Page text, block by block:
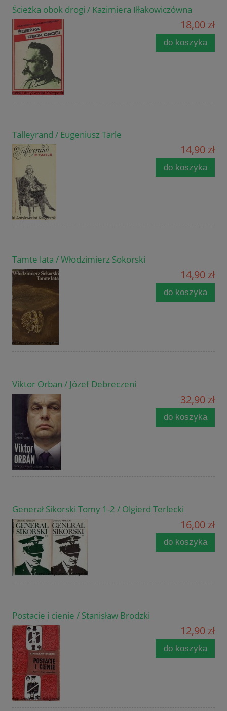
Ścieżka obok drogi / Kazimiera Iłłakowiczówna
18,00 zł
do koszyka
Talleyrand / Eugeniusz Tarle
14,90 zł
do koszyka
Tamte lata / Włodzimierz Sokorski
14,90 zł
do koszyka
Viktor Orban / Józef Debreczeni
32,90 zł
do koszyka
Generał Sikorski Tomy 1-2 / Olgierd Terlecki
16,00 zł
do koszyka
Postacie i cienie / Stanisław Brodzki
12,90 zł
do koszyka